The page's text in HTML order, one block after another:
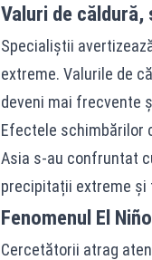
Valuri de
Specialiștii
extreme. Valurile de
deveni mai frecvente
Efectele schimbărilor
Asia s-au confruntat
precipitații extreme și
Fenomenul El
Cercetătorii atrag